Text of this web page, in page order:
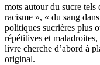
mots autour du sucre tels
racisme », « du sang
politiques sucrières plus
répétitives et
livre cherche d’abord à
original.